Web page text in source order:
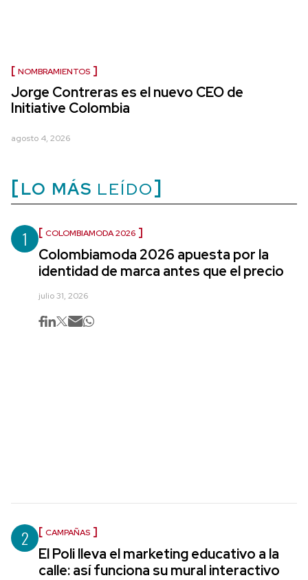
NOMBRAMIENTOS
Jorge Contreras es el nuevo CEO de
Initiative Colombia
agosto 4, 2026
LO MÁS LEÍDO
1 COLOMBIAMODA 2026
Colombiamoda 2026 apuesta por la
identidad de marca antes que el precio
julio 31, 2026
2 CAMPAÑAS
El Poli lleva el marketing educativo a la
calle: así funciona su mural interactivo